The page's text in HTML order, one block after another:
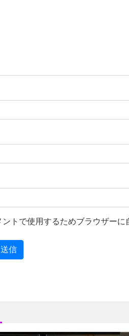
ントで使用するためブラウザーに